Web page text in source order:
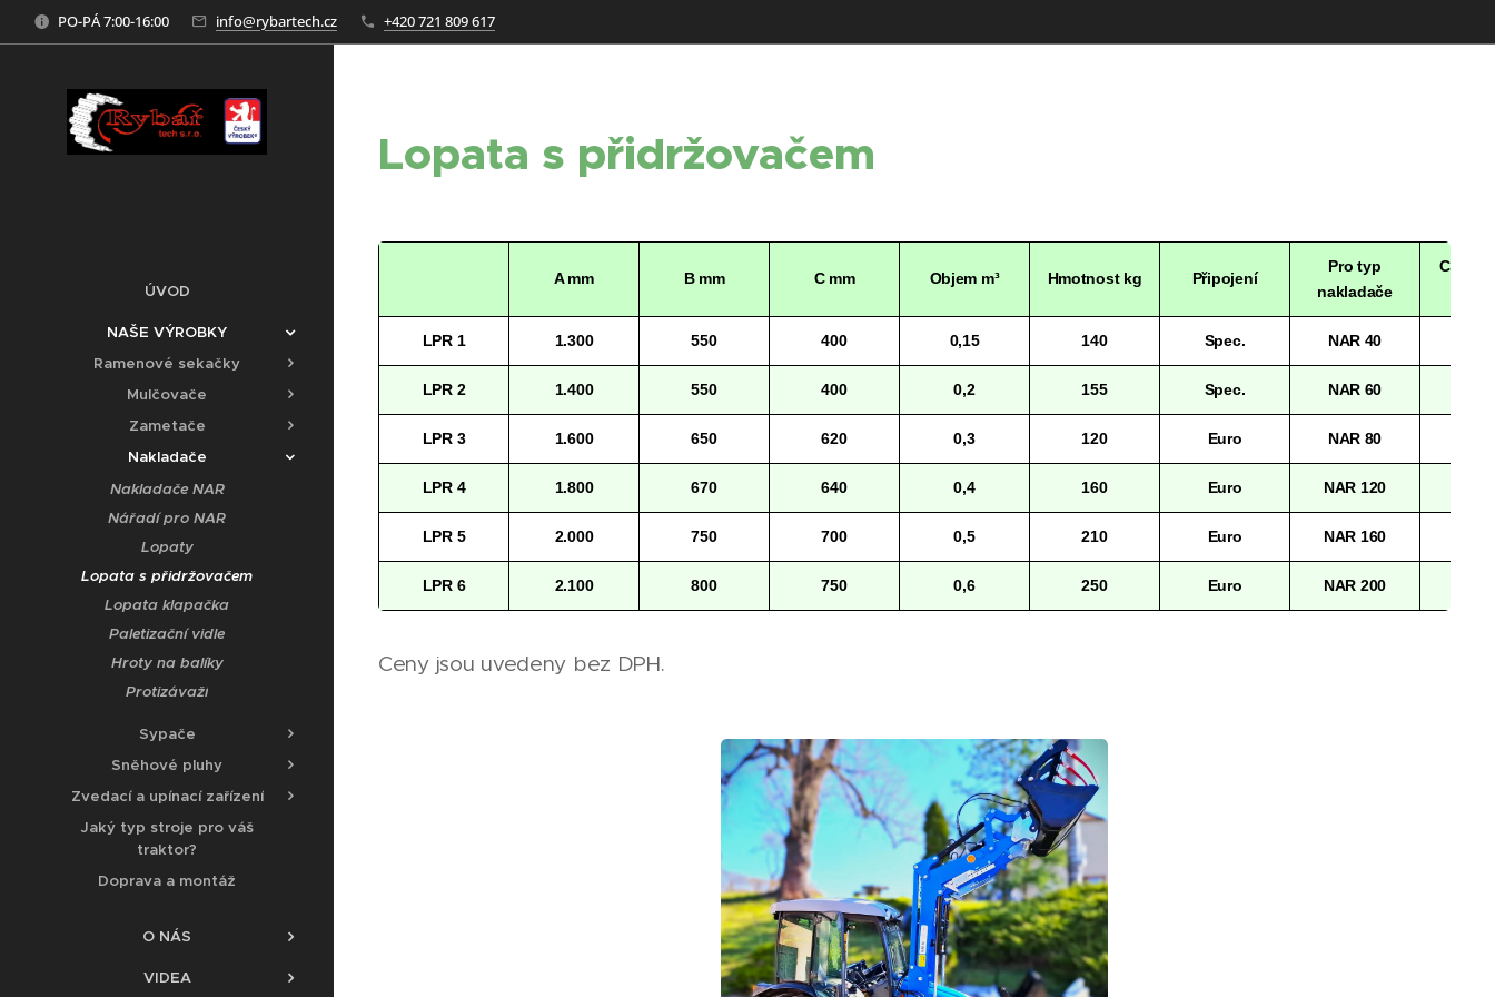
PO-PÁ 7:00-16:00 info@rybartech.cz +420 721 809 617
ÚVOD
NAŠE VÝROBKY
Ramenové sekačky
Mulčovače
Zametače
Nakladače
Nakladače NAR
Nářadí pro NAR
Lopaty
Lopata s přidržovačem
Lopata klapačka
Paletizační vidle
Hroty na balíky
Protizávaží
Sypače
Sněhové pluhy
Zvedací a upínací zařízení
Jaký typ stroje pro váš
traktor?
Doprava a montáž
O NÁS
VIDEA
Lopata s přidržovačem
A mm B mm C mm Objem m³ Hmotnost kg Připojení
Pro typ
nakladače
Cena
LPR 1 1.300 550 400 0,15 140 Spec. NAR 40
LPR 2 1.400 550 400 0,2 155 Spec. NAR 60
LPR 3 1.600 650 620 0,3 120 Euro NAR 80
LPR 4 1.800 670 640 0,4 160 Euro NAR 120
LPR 5 2.000 750 700 0,5 210 Euro NAR 160
LPR 6 2.100 800 750 0,6 250 Euro NAR 200
Ceny jsou uvedeny bez DPH.